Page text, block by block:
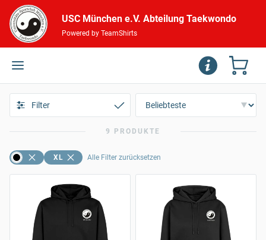
USC München e.V. Abteilung Taekwondo
Powered by TeamShirts
Filter
9 PRODUKTE
XL Alle Filter zurücksetzen